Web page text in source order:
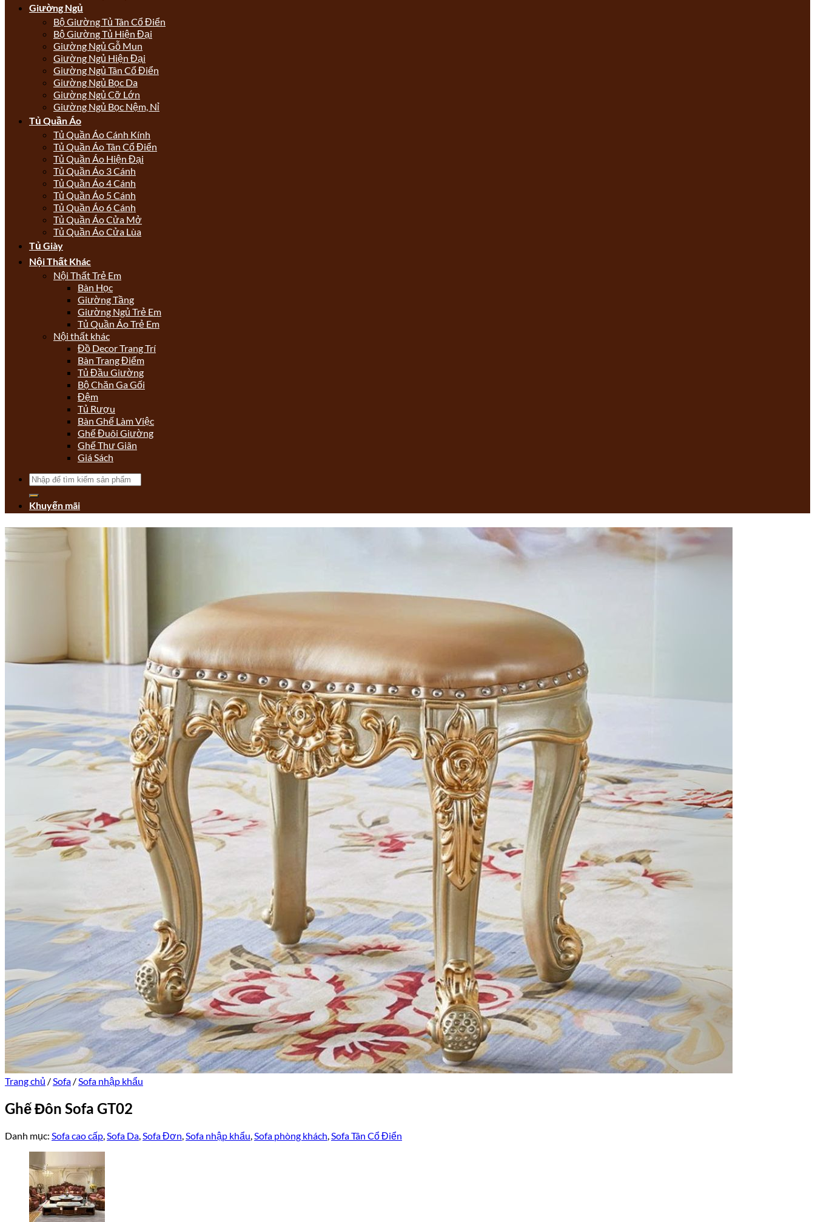
Giường Ngủ
Bộ Giường Tủ Tân Cổ Điển
Bộ Giường Tủ Hiện Đại
Giường Ngủ Gỗ Mun
Giường Ngủ Hiện Đại
Giường Ngủ Tân Cổ Điển
Giường Ngủ Bọc Da
Giường Ngủ Cỡ Lớn
Giường Ngủ Bọc Nệm, Nỉ
Tủ Quần Áo
Tủ Quần Áo Cánh Kính
Tủ Quần Áo Tân Cổ Điển
Tủ Quần Áo Hiện Đại
Tủ Quần Áo 3 Cánh
Tủ Quần Áo 4 Cánh
Tủ Quần Áo 5 Cánh
Tủ Quần Áo 6 Cánh
Tủ Quần Áo Cửa Mở
Tủ Quần Áo Cửa Lùa
Tủ Giày
Nội Thất Khác
Nội Thất Trẻ Em
Bàn Học
Giường Tầng
Giường Ngủ Trẻ Em
Tủ Quần Áo Trẻ Em
Nội thất khác
Đồ Decor Trang Trí
Bàn Trang Điểm
Tủ Đầu Giường
Bộ Chăn Ga Gối
Đệm
Tủ Rượu
Bàn Ghế Làm Việc
Ghế Đuôi Giường
Ghế Thư Giãn
Giá Sách
Tìm
kiếm:
Khuyến mãi
Trang chủ /Sofa /Sofa nhập khẩu
Ghế Đôn Sofa GT02
Danh mục: Sofa cao cấp,Sofa Da,Sofa Đơn,Sofa nhập khẩu,Sofa phòng khách,Sofa Tân Cổ Điển